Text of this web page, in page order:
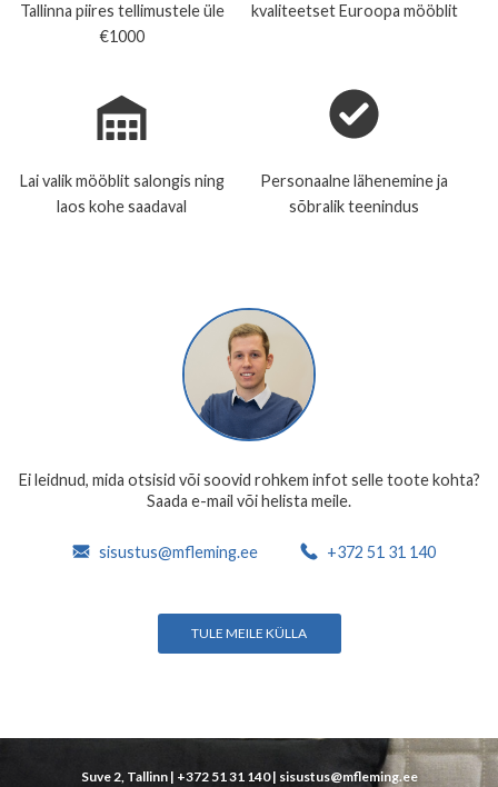
Tallinna piires tellimustele üle
€1000
kvaliteetset Euroopa mööblit
Lai valik mööblit salongis ning
laos kohe saadaval
Personaalne lähenemine ja
sõbralik teenindus
Ei leidnud, mida otsisid või soovid rohkem infot selle toote kohta?
Saada e-mail või helista meile.
sisustus@mfleming.ee +372 51 31 140
TULE MEILE KÜLLA
Suve 2, Tallinn | +372 51 31 140| sisustus@mfleming.ee